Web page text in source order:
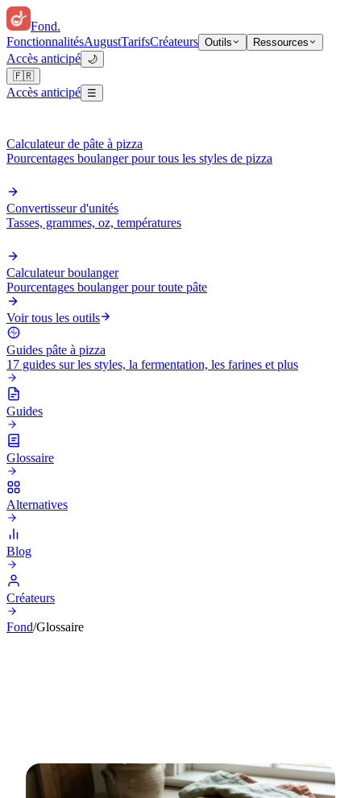
Fond.
FonctionnalitésAugustTarifsCréateurs Outils Ressources
Accès anticipé 🌙
🇫🇷
Accès anticipé ☰
Calculateur de pâte à pizza
Pourcentages boulanger pour tous les styles de pizza
Convertisseur d'unités
Tasses, grammes, oz, températures
Calculateur boulanger
Pourcentages boulanger pour toute pâte
Voir tous les outils
Guides pâte à pizza
17 guides sur les styles, la fermentation, les farines et plus
Guides
Glossaire
Alternatives
Blog
Créateurs
Fond/Glossaire